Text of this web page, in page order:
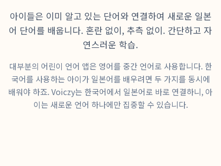
아이들은 이미 알고 있는 단어와 연결하여 새로운 일본
어 단어를 배웁니다. 혼란 없이, 추측 없이. 간단하고 자
연스러운 학습.
대부분의 어린이 언어 앱은 영어를 중간 언어로 사용합니다. 한
국어를 사용하는 아이가 일본어를 배우려면 두 가지를 동시에
배워야 하죠. Voiczy는 한국어에서 일본어로 바로 연결하니, 아
이는 새로운 언어 하나에만 집중할 수 있습니다.